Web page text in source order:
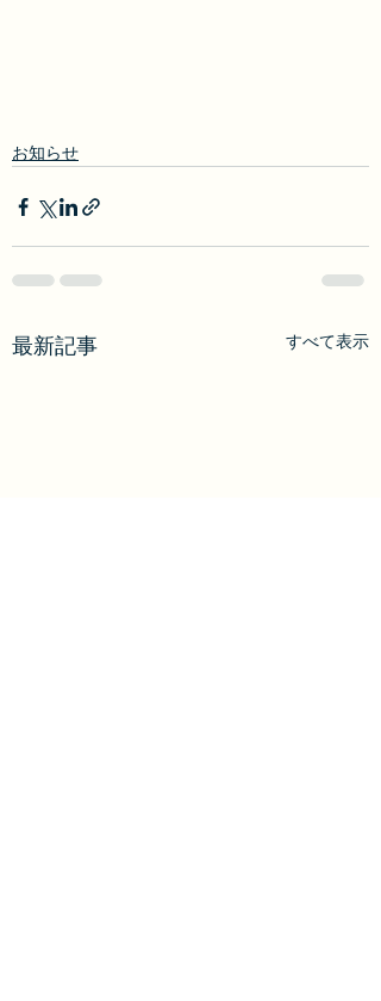
お知らせ
最新記事 すべて表示